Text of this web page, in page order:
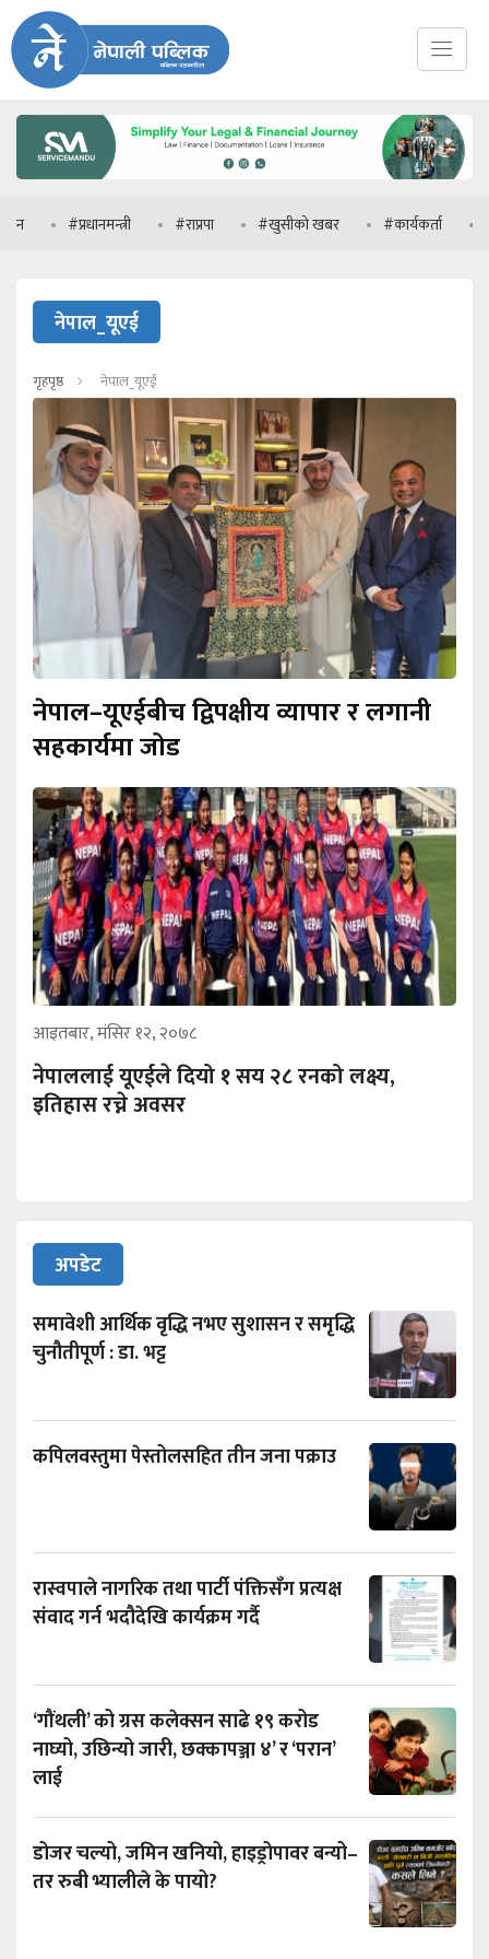
#प्रधानमन्त्री #राप्रपा #खुसीको खबर #कार्यकर्ता
नेपाल_यूएई
गृहपृष्ठ नेपाल_यूएई
नेपाल–यूएईबीच द्विपक्षीय व्यापार र लगानी
सहकार्यमा जोड
आइतबार, मंसिर १२, २०७८
नेपाललाई यूएईले दियो १ सय २८ रनको लक्ष्य,
इतिहास रच्ने अवसर
अपडेट
समावेशी आर्थिक वृद्धि नभए सुशासन र समृद्धि
चुनौतीपूर्ण : डा. भट्ट
कपिलवस्तुमा पेस्तोलसहित तीन जना पक्राउ
रास्वपाले नागरिक तथा पार्टी पंक्तिसँग प्रत्यक्ष
संवाद गर्न भदौदेखि कार्यक्रम गर्दै
‘गौंथली’ को ग्रस कलेक्सन साढे १९ करोड
नाघ्यो, उछिन्यो जारी, छक्कापञ्जा ४’ र ‘परान’
लाई
डोजर चल्यो, जमिन खनियो, हाइड्रोपावर बन्यो–
तर रुबी भ्यालीले के पायो?